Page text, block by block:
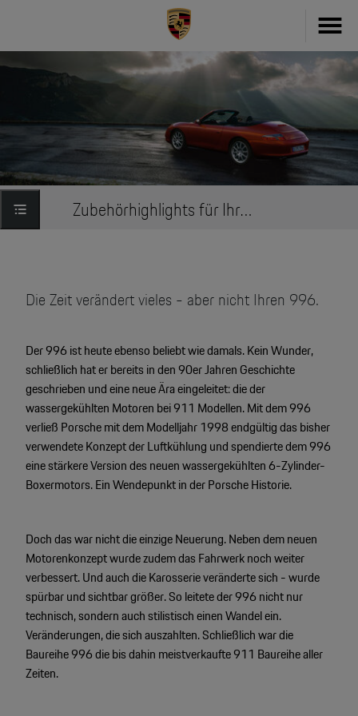
Fahrzeug konfigurieren
Taycan
Panamera
Cayenne
Motorsport & Events
Service & Zubehör
Unternehmen
Newsletter
Mein Porsche Account
Zubehör
Zubehör Finder
Driver's Selection Online-Shop
Porsche Connect
Newsletter abonnieren
YouTube Channel
Porsche Gebrauchtwagen
Car Configurator
Porsche Timepieces
Porsche Poster Designer
Zubehörhighlights für Ihren 996
Die Zeit verändert vieles - aber nicht Ihren 996.
Der 996 ist heute ebenso beliebt wie damals. Kein Wunder,
schließlich hat er bereits in den 90er Jahren Geschichte
geschrieben und eine neue Ära eingeleitet: die der
wassergekühlten Motoren bei 911 Modellen. Mit dem 996
verließ Porsche mit dem Modelljahr 1998 endgültig das bisher
verwendete Konzept der Luftkühlung und spendierte dem 996
eine stärkere Version des neuen wassergekühlten 6-Zylinder-
Boxermotors. Ein Wendepunkt in der Porsche Historie.
Doch das war nicht die einzige Neuerung. Neben dem neuen
Motorenkonzept wurde zudem das Fahrwerk noch weiter
verbessert. Und auch die Karosserie veränderte sich - wurde
spürbar und sichtbar größer. So leitete der 996 nicht nur
technisch, sondern auch stilistisch einen Wandel ein.
Veränderungen, die sich auszahlten. Schließlich war die
Baureihe 996 die bis dahin meistverkaufte 911 Baureihe aller
Zeiten.